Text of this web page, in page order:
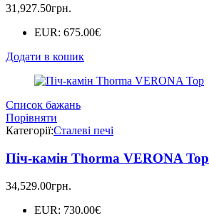
31,927.50грн.
EUR: 675.00€
Додати в кошик
Список бажань
Порівняти
Категорії:Сталеві печі
Піч-камін Thorma VERONA Top
34,529.00грн.
EUR: 730.00€